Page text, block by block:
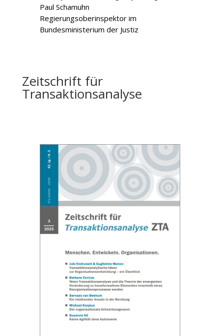
Paul Schamuhn
Regierungsoberinspektor im
Bundesministerium der Justiz
Zeitschrift für
Transaktionsanalyse